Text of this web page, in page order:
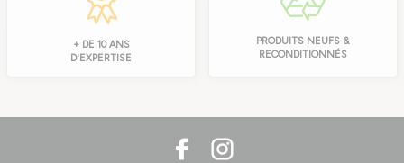
+ DE 10 ANS
D'EXPERTISE
PRODUITS NEUFS &
RECONDITIONNÉS